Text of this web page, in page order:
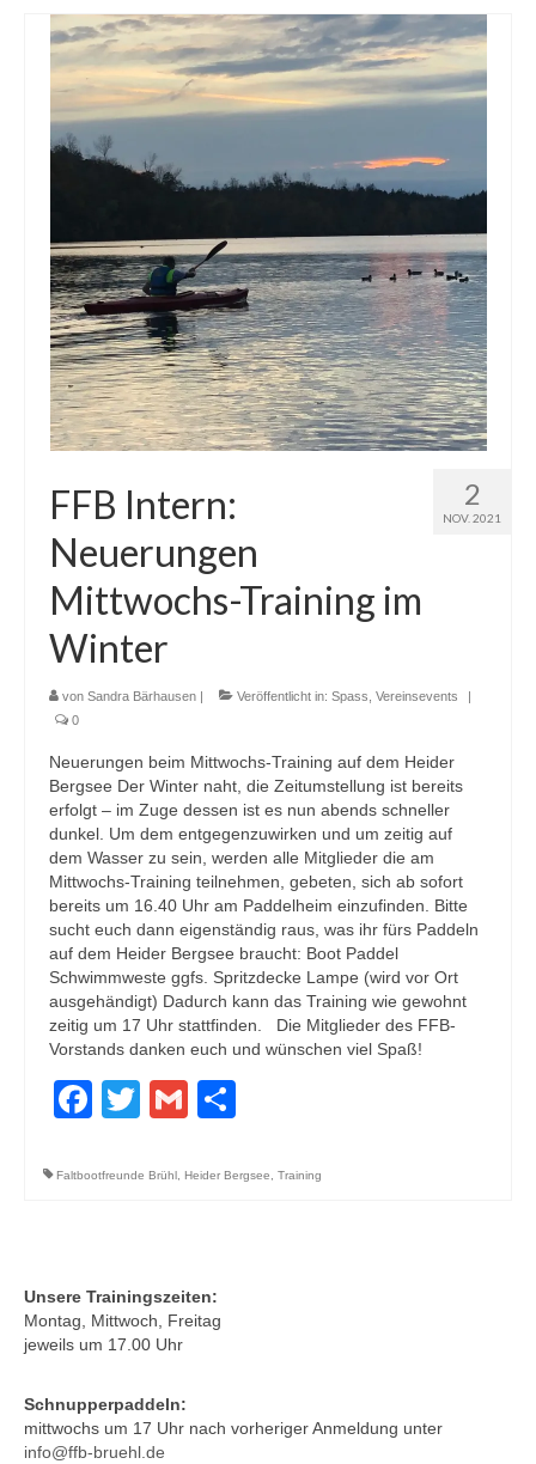
Downloads
2
NOV. 2021
FFB Intern:
Neuerungen
Mittwochs-Training im
Winter
von Sandra Bärhausen Veröffentlicht in: Spass Vereinsevents
0
Neuerungen beim Mittwochs-Training auf dem Heider
Bergsee Der Winter naht, die Zeitumstellung ist bereits
erfolgt – im Zuge dessen ist es nun abends schneller
dunkel. Um dem entgegenzuwirken und um zeitig auf
dem Wasser zu sein, werden alle Mitglieder die am
Mittwochs-Training teilnehmen, gebeten, sich ab sofort
bereits um 16.40 Uhr am Paddelheim einzufinden. Bitte
sucht euch dann eigenständig raus, was ihr fürs Paddeln
auf dem Heider Bergsee braucht: Boot Paddel
Schwimmweste ggfs. Spritzdecke Lampe (wird vor Ort
ausgehändigt) Dadurch kann das Training wie gewohnt
zeitig um 17 Uhr stattfinden. Die Mitglieder des FFB-
Vorstands danken euch und wünschen viel Spaß!
Facebook
TwitterGmail
Faltbootfreunde Brühl , Heider Bergsee, Training
Unsere Trainingszeiten:
Montag, Mittwoch, Freitag
jeweils um 17.00 Uhr
Schnupperpaddeln:
mittwochs um 17 Uhr nach vorheriger Anmeldung unter
info@ffb-bruehl.de